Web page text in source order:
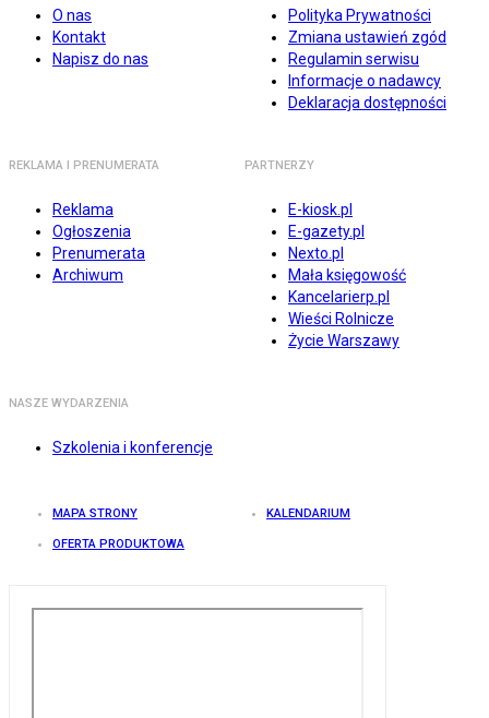
O nas
Kontakt
Napisz do nas
Polityka Prywatności
Zmiana ustawień zgód
Regulamin serwisu
Informacje o nadawcy
Deklaracja dostępności
REKLAMA I PRENUMERATA
Reklama
Ogłoszenia
Prenumerata
Archiwum
PARTNERZY
E-kiosk.pl
E-gazety.pl
Nexto.pl
Mała księgowość
Kancelarierp.pl
Wieści Rolnicze
Życie Warszawy
NASZE WYDARZENIA
Szkolenia i konferencje
MAPA STRONY KALENDARIUM
OFERTA PRODUKTOWA